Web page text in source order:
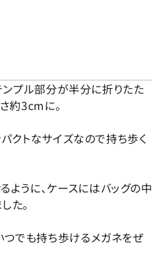
プル部分が半分に折りたた
約3cmに。
クトなサイズなので持ち歩く
ように、ケースにはバッグの中
た。
でも持ち歩けるメガネをぜ